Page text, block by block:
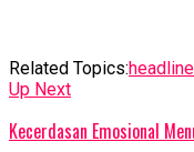
Related Topics:headline
Up Next
Kecerdasan Emosional